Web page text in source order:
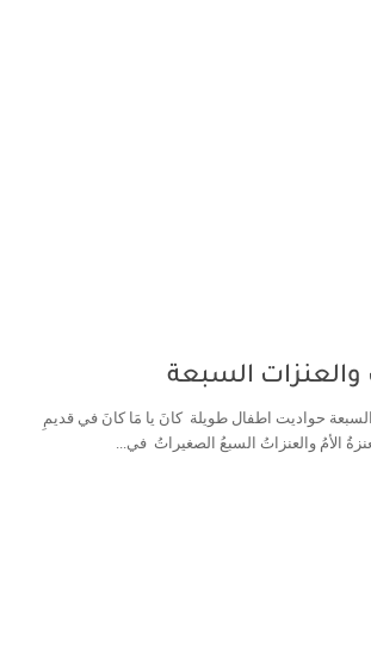
السبعة
حواديت اطفال طويلة كانَ يا مَا كانَ في قديمِ
الأمُ والعنزاتُ السبعُ الصغيراتُ في...